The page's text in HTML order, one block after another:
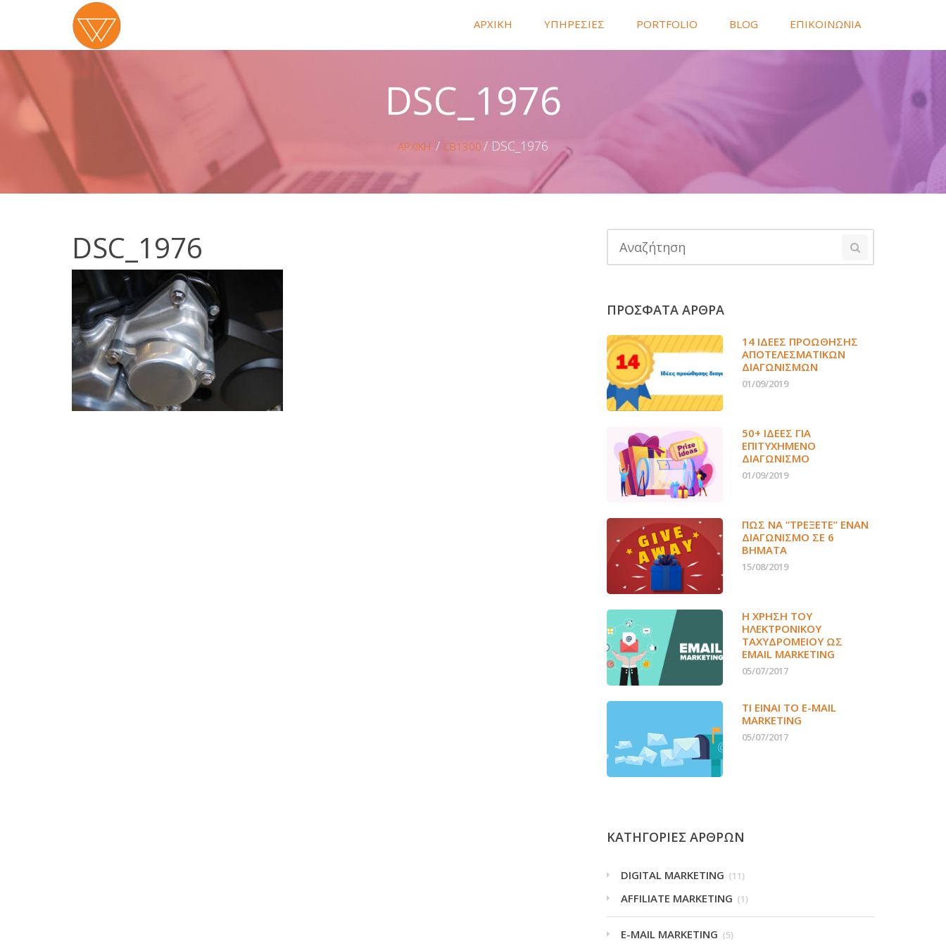
ΑΡΧΙΚΗ ΥΠΗΡΕΣΙΕΣ PORTFOLIO BLOG ΕΠΙΚΟΙΝΩΝΙΑ
DSC_1976
ΑΡΧΙΚΗ CB1300 DSC_1976
DSC_1976
ΠΡΟΣΦΑΤΑ ΑΡΘΡΑ
14 ΙΔΈΕΣ ΠΡΟΏΘΗΣΗΣ
ΑΠΟΤΕΛΕΣΜΑΤΙΚΏΝ
ΔΙΑΓΩΝΙΣΜΏΝ
01/09/2019
50+ ΙΔΕΕΣ ΓΙΑ
ΕΠΙΤΥΧΗΜΕΝΟ
ΔΙΑΓΩΝΙΣΜΟ
01/09/2019
ΠΏΣ ΝΑ “ΤΡΈΞΕΤΕ” ΈΝΑΝ
ΔΙΑΓΩΝΙΣΜΌ ΣΕ 6
ΒΉΜΑΤΑ
15/08/2019
Η ΧΡΉΣΗ ΤΟΥ
ΗΛΕΚΤΡΟΝΙΚΟΎ
ΤΑΧΥΔΡΟΜΕΊΟΥ ΩΣ
EMAIL MARKETING
05/07/2017
ΤΙ ΕΊΝΑΙ ΤΟ E-MAIL
MARKETING
05/07/2017
ΚΑΤΗΓΟΡΙΕΣ ΑΡΘΡΩΝ
DIGITAL MARKETING (11)
AFFILIATE MARKETING (1)
E-MAIL MARKETING (5)